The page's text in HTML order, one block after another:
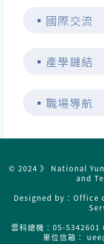
▪ 國際交流
▪ 產學鏈結
▪ 職場導航
© 2024 》 National
and
Designed by：
雲科總機： 05-5342601
單位信箱：